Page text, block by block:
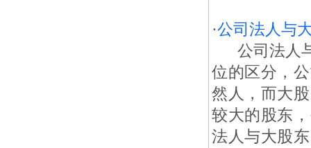
·公司法人与
公司法人与
位的区分，
然人，而大
较大的股东
法人与大股